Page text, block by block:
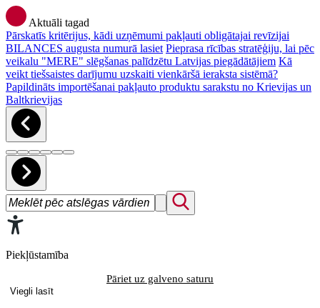
Aktuāli tagad
Pārskatīs kritērijus, kādi uzņēmumi pakļauti obligātajai revīzijai
BILANCES augusta numurā lasiet Pieprasa rīcības stratēģiju, lai pēc
veikalu "MERE" slēgšanas palīdzētu Latvijas piegādātājiem Kā
veikt tiešsaistes darījumu uzskaiti vienkāršā ieraksta sistēmā?
Papildināts importēšanai pakļauto produktu sarakstu no Krievijas un
Baltkrievijas
Piekļūstamība
Pāriet uz galveno saturu
Viegli lasīt